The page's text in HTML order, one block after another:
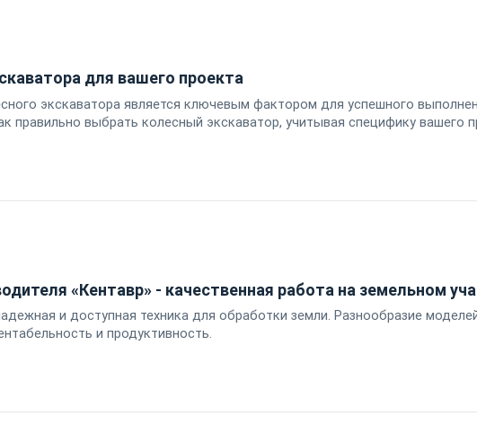
для вашего проекта
экскаватора является ключевым фактором для успешного
правильно выбрать колесный экскаватор, учитывая специфику вашего
«Кентавр» - качественная работа на земельном
и доступная техника для обработки земли. Разнообразие
и продуктивность.